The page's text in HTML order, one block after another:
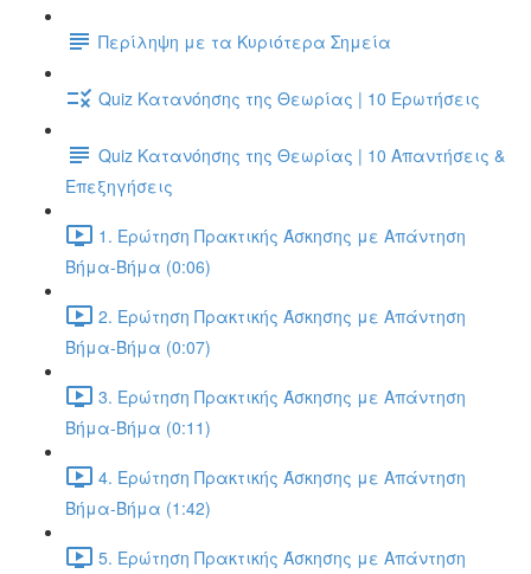
Περίληψη με τα Κυριότερα Σημεία
Quiz Κατανόησης της Θεωρίας | 10 Ερωτήσεις
Quiz Κατανόησης της Θεωρίας | 10 Απαντήσεις &
Επεξηγήσεις
1. Ερώτηση Πρακτικής Άσκησης με Απάντηση
Βήμα-Βήμα (0:06)
2. Ερώτηση Πρακτικής Άσκησης με Απάντηση
Βήμα-Βήμα (0:07)
3. Ερώτηση Πρακτικής Άσκησης με Απάντηση
Βήμα-Βήμα (0:11)
4. Ερώτηση Πρακτικής Άσκησης με Απάντηση
Βήμα-Βήμα (1:42)
5. Ερώτηση Πρακτικής Άσκησης με Απάντηση